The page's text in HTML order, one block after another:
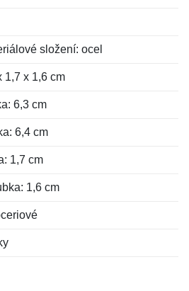
složení: ocel
1,7 x 1,6 cm
6,3 cm
6,4 cm
1,7 cm
1,6 cm